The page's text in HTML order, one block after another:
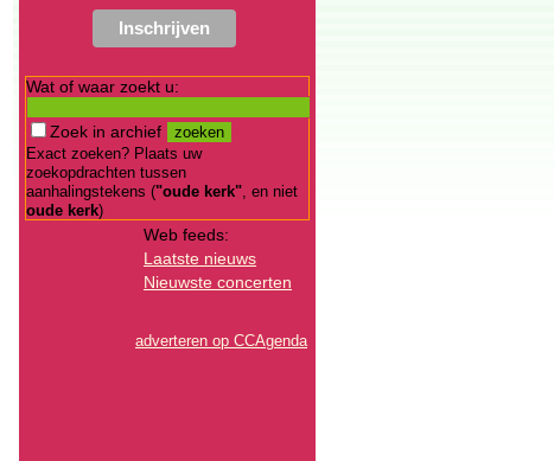
Wat of waar zoekt u:
Zoek in archief
Exact zoeken? Plaats uw
zoekopdrachten tussen
aanhalingstekens ("oude kerk", en niet
oude kerk)
Web feeds:
Laatste nieuws
Nieuwste concerten
adverteren op CCAgenda